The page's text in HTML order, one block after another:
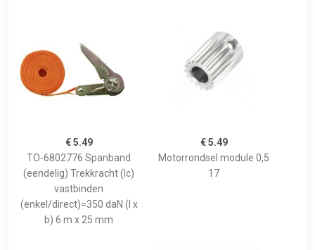
€ 5.49
TO-6802776 Spanband
(eendelig) Trekkracht (lc)
vastbinden
(enkel/direct)=350 daN (l x
b) 6 m x 25 mm
€ 5.49
Motorrondsel module 0,5
17